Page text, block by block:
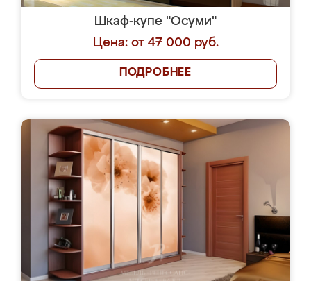
Шкаф-купе "Осуми"
Цена: от 47 000 руб.
ПОДРОБНЕЕ